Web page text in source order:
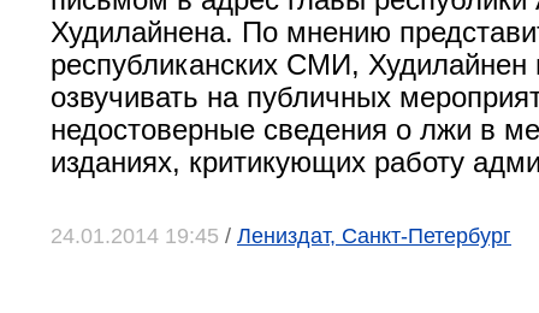
Худилайнена. По мнению
республиканских СМИ, Худилайнен
озвучивать на публичных
недостоверные сведения о лжи в
изданиях, критикующих работу
24.01.2014 19:45 / Лениздат, Санкт-Петербург